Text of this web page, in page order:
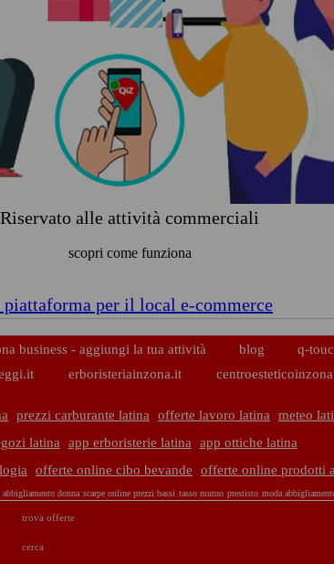
Riservato alle attività commerciali
scopri come funziona
piattaforma per il local e-commerce
business - aggiungi la tua attività blog
q-
erboristeriainzona.it
prezzi carburante latina offerte lavoro latina meteo
latina
app erboristerie latina
app ottiche latina
offerte online cibo bevande offerte online prodotti
abbigliamento donna scarpe online prezzi bassi tasso mutuo prestisto moda
trova offerte
cerca